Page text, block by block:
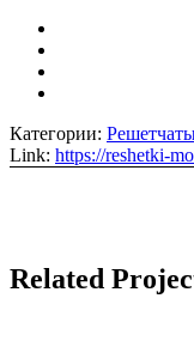
Категории:
Link: https://reshetki-
Related